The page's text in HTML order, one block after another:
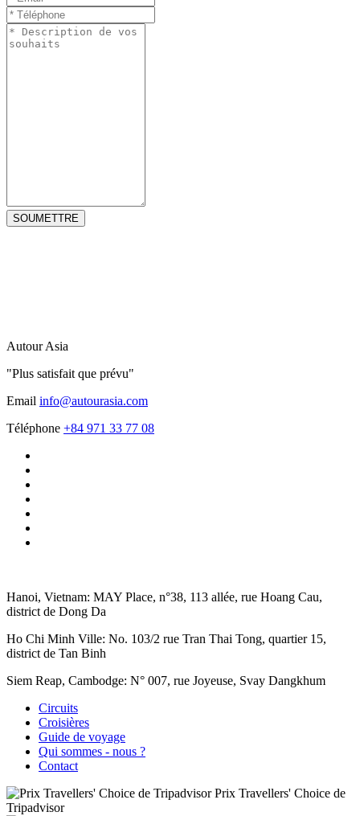
Autour Asia
"Plus satisfait que prévu"
Email info@autourasia.com
Téléphone +84 971 33 77 08
Hanoi, Vietnam: MAY Place, n°38, 113 allée, rue Hoang Cau,
district de Dong Da
Ho Chi Minh Ville: No. 103/2 rue Tran Thai Tong, quartier 15,
district de Tan Binh
Siem Reap, Cambodge: N° 007, rue Joyeuse, Svay Dangkhum
Circuits
Croisières
Guide de voyage
Qui sommes - nous ?
Contact
Prix Travellers' Choice de
Tripadvisor